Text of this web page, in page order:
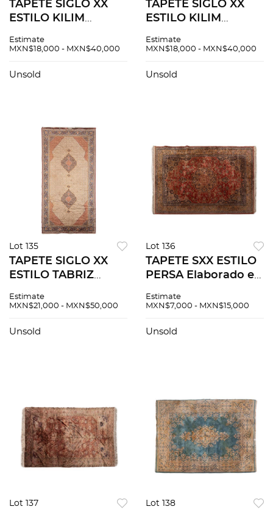
TAPETE SIGLO XX
ESTILO KILIM
en fibras de lana y
Estimate
MXN$18,000 - MXN$40,000
Unsold
TAPETE SIGLO XX
ESTILO KILIM
en fibras de lana y
Estimate
MXN$18,000 - MXN$40,000
Unsold
Lot 135
TAPETE SIGLO XX
ESTILO TABRIZ
manera
fibras de lana,
Estimate
MXN$21,000 - MXN$50,000
Unsold
Lot 136
TAPETE SXX ESTILO
PERSA Elaborado en
algodón y detalles
medallón central y
Estimate
MXN$7,000 - MXN$15,000
Unsold
Lot 137 Lot 138